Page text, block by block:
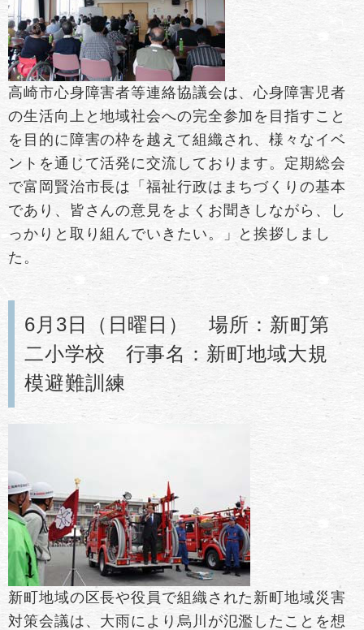
高崎市心身障害者等連絡協議会は、心身障害児者
の生活向上と地域社会への完全参加を目指すこと
を目的に障害の枠を越えて組織され、様々なイベ
ントを通じて活発に交流しております。定期総会
で富岡賢治市長は「福祉行政はまちづくりの基本
であり、皆さんの意見をよくお聞きしながら、し
っかりと取り組んでいきたい。」と挨拶しまし
た。
6月3日（日曜日） 場所：新町第
二小学校 行事名：新町地域大規
模避難訓練
新町地域の区長や役員で組織された新町地域災害
対策会議は、大雨により烏川が氾濫したことを想